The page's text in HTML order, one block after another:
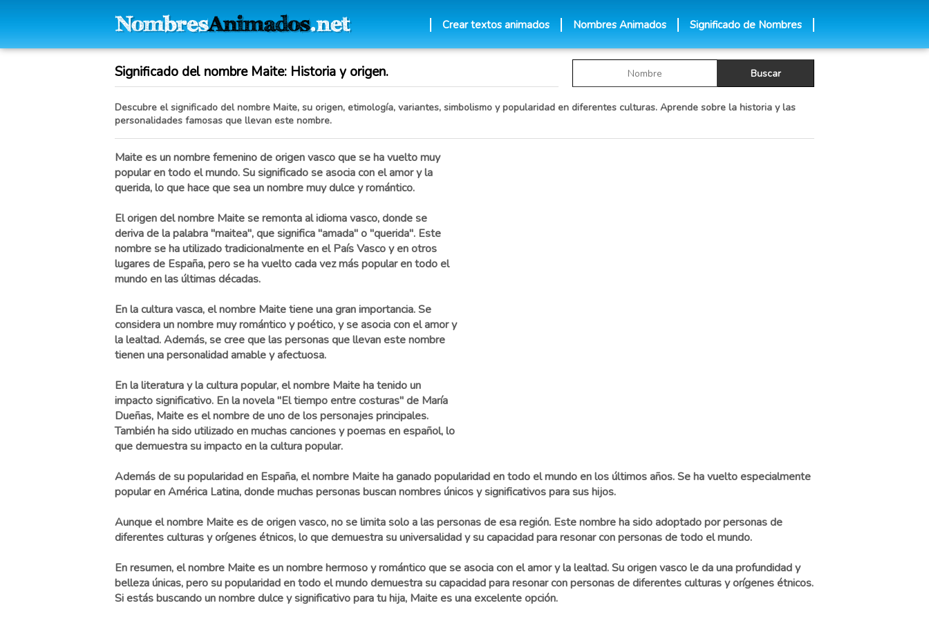
Crear textos animados Nombres Animados Significado de Nombres
Significado del nombre Maite: Historia y origen.
Descubre el significado del nombre Maite, su origen, etimología, variantes, simbolismo y popularidad en diferentes culturas. Aprende sobre la historia y las
personalidades famosas que llevan este nombre.
Maite es un nombre femenino de origen vasco que se ha vuelto muy
popular en todo el mundo. Su significado se asocia con el amor y la
querida, lo que hace que sea un nombre muy dulce y romántico.
El origen del nombre Maite se remonta al idioma vasco, donde se
deriva de la palabra "maitea", que significa "amada" o "querida". Este
nombre se ha utilizado tradicionalmente en el País Vasco y en otros
lugares de España, pero se ha vuelto cada vez más popular en todo el
mundo en las últimas décadas.
En la cultura vasca, el nombre Maite tiene una gran importancia. Se
considera un nombre muy romántico y poético, y se asocia con el amor y
la lealtad. Además, se cree que las personas que llevan este nombre
tienen una personalidad amable y afectuosa.
En la literatura y la cultura popular, el nombre Maite ha tenido un
impacto significativo. En la novela "El tiempo entre costuras" de María
Dueñas, Maite es el nombre de uno de los personajes principales.
También ha sido utilizado en muchas canciones y poemas en español, lo
que demuestra su impacto en la cultura popular.
Además de su popularidad en España, el nombre Maite ha ganado popularidad en todo el mundo en los últimos años. Se ha vuelto especialmente
popular en América Latina, donde muchas personas buscan nombres únicos y significativos para sus hijos.
Aunque el nombre Maite es de origen vasco, no se limita solo a las personas de esa región. Este nombre ha sido adoptado por personas de
diferentes culturas y orígenes étnicos, lo que demuestra su universalidad y su capacidad para resonar con personas de todo el mundo.
En resumen, el nombre Maite es un nombre hermoso y romántico que se asocia con el amor y la lealtad. Su origen vasco le da una profundidad y
belleza únicas, pero su popularidad en todo el mundo demuestra su capacidad para resonar con personas de diferentes culturas y orígenes étnicos.
Si estás buscando un nombre dulce y significativo para tu hija, Maite es una excelente opción.